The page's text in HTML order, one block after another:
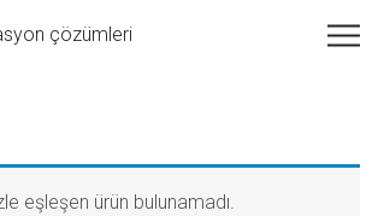
eşleşen ürün bulunamadı.